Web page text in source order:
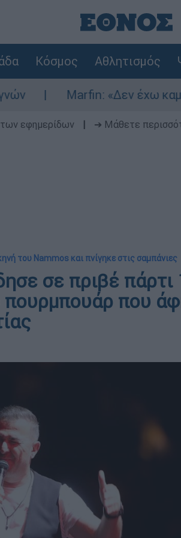
Κόσμος Αθλητισμός
Marfin: «Δεν έχω καμία
εφημερίδων ➔ Μάθετε
του Nammos και πνίγηκε στις σαμπάνιες
σε πριβέ πάρτι
που